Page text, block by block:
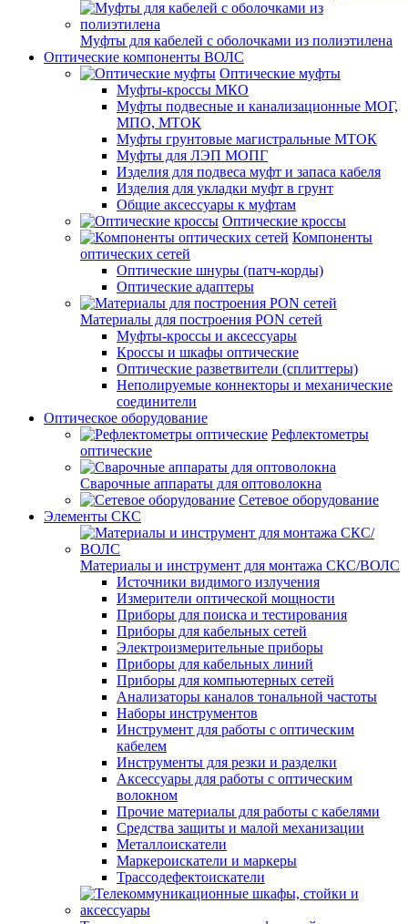
Муфты для кабелей с оболочками из полиэтилена
Оптические компоненты ВОЛС
Оптические муфты
Муфты-кроссы МКО
Муфты подвесные и канализационные МОГ,
МПО, МТОК
Муфты грунтовые магистральные МТОК
Муфты для ЛЭП МОПГ
Изделия для подвеса муфт и запаса кабеля
Изделия для укладки муфт в грунт
Общие аксессуары к муфтам
Оптические кроссы
Компоненты
оптических сетей
Оптические шнуры (патч-корды)
Оптические адаптеры
Материалы для построения PON сетей
Муфты-кроссы и аксессуары
Кроссы и шкафы оптические
Оптические разветвители (сплиттеры)
Неполируемые коннекторы и механические
соединители
Оптическое оборудование
Рефлектометры
оптические
Сварочные аппараты для оптоволокна
Сетевое оборудование
Элементы СКС
Материалы и инструмент для монтажа СКС/ВОЛС
Источники видимого излучения
Измерители оптической мощности
Приборы для поиска и тестирования
Приборы для кабельных сетей
Электроизмерительные приборы
Приборы для кабельных линий
Приборы для компьютерных сетей
Анализаторы каналов тональной частоты
Наборы инструментов
Инструмент для работы с оптическим
кабелем
Инструменты для резки и разделки
Аксессуары для работы с оптическим
волокном
Прочие материалы для работы с кабелями
Средства защиты и малой механизации
Металлоискатели
Маркероискатели и маркеры
Трассодефектоискатели